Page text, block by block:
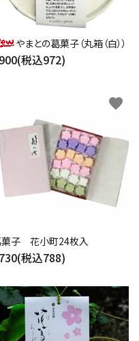
やまとの葛菓子（丸箱（白））
税込972)
子 花小町24枚入
税込788)
favorite
favorite